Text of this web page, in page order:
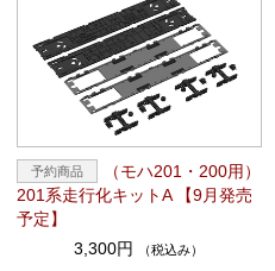
（モハ201・200用）
201系走行化キットA 【9月発売
予定】
3,300円
（税込み）